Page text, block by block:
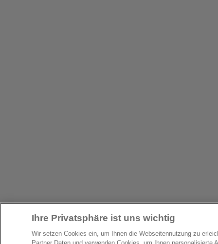
Ihre Privatsphäre ist uns wichtig
Wir setzen Cookies ein, um Ihnen die Webseitennutzung zu